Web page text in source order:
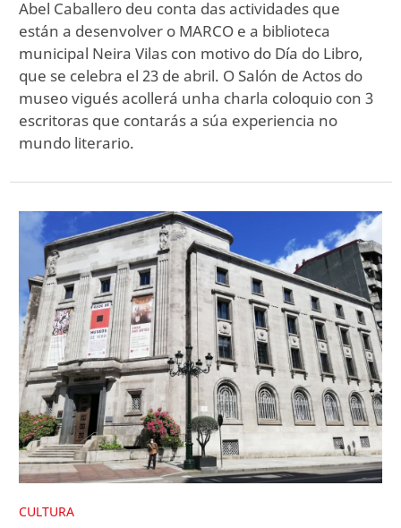
Abel Caballero deu conta das actividades que
están a desenvolver o MARCO e a biblioteca
municipal Neira Vilas con motivo do Día do Libro,
que se celebra el 23 de abril. O Salón de Actos do
museo vigués acollerá unha charla coloquio con 3
escritoras que contarás a súa experiencia no
mundo literario.
CULTURA